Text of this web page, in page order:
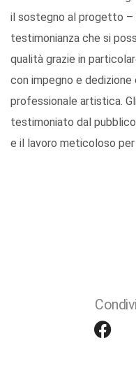
il sostegno al progetto –
testimonianza che si
qualità grazie in
con impegno e dedizione
professionale artistica.
testimoniato dal
e il lavoro meticoloso